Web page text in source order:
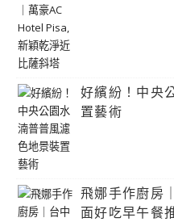
好繽紛！中央
置藝術
飛娜手作廚房
面好吃早午餐